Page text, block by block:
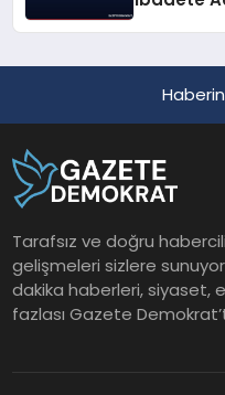
Tarafsız ve doğru
gelişmeleri sizlere
dakika haberleri, siyaset,
fazlası Gazete